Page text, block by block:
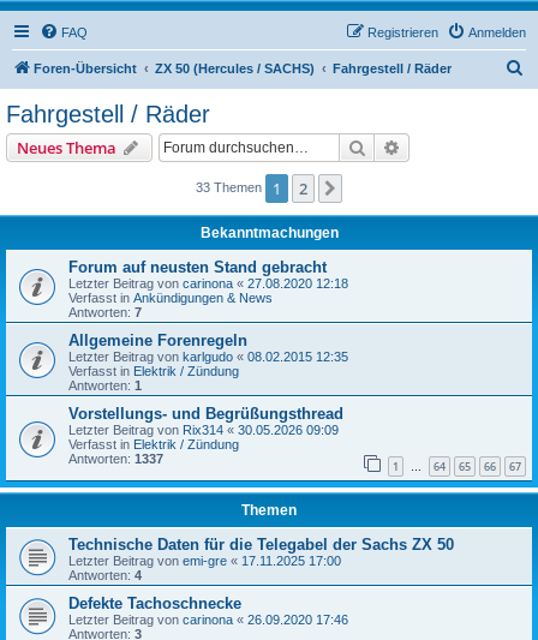
FAQ Anmelden
Registrieren
Foren-Übersicht ZX 50 (Hercules / SACHS) Fahrgestell / Räder
Fahrgestell / Räder
Neues Thema Suche
33 Themen 1 2
Bekanntmachungen
Forum auf neusten Stand gebracht
Letzter Beitrag von carinona « 27.08.2020 12:18
Verfasst in Ankündigungen & News
Antworten: 7
Allgemeine Forenregeln
Letzter Beitrag von karlgudo « 08.02.2015 12:35
Verfasst in Elektrik / Zündung
Antworten: 1
Vorstellungs- und Begrüßungsthread
Letzter Beitrag von Rix314 « 30.05.2026 09:09
Verfasst in Elektrik / Zündung
Antworten: 1337 1 … 64 65 66 67
Themen
Technische Daten für die Telegabel der Sachs ZX 50
Letzter Beitrag von emi-gre « 17.11.2025 17:00
Antworten: 4
Defekte Tachoschnecke
Letzter Beitrag von carinona « 26.09.2020 17:46
Antworten: 3